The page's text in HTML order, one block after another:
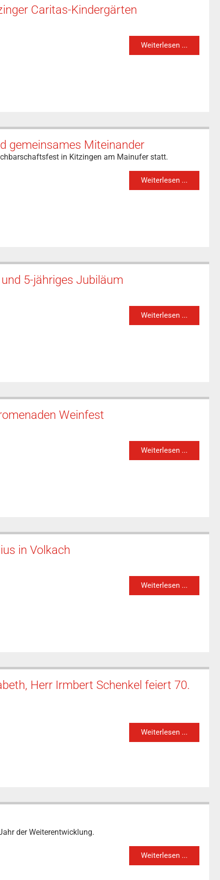
Caritas-Kindergärten
Weiterlesen ...
gemeinsames Miteinander
in Kitzingen am Mainufer statt.
Weiterlesen ...
5-jähriges Jubiläum
Weiterlesen ...
Weinfest
Weiterlesen ...
in Volkach
Weiterlesen ...
Herr Irmbert Schenkel feiert 70.
Weiterlesen ...
der Weiterentwicklung.
Weiterlesen ...